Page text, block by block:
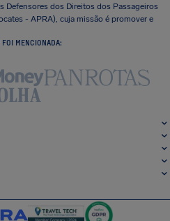
Defensores dos Direitos dos Passageiros
- APRA), cuja missão é promover e
FOI MENCIONADA: